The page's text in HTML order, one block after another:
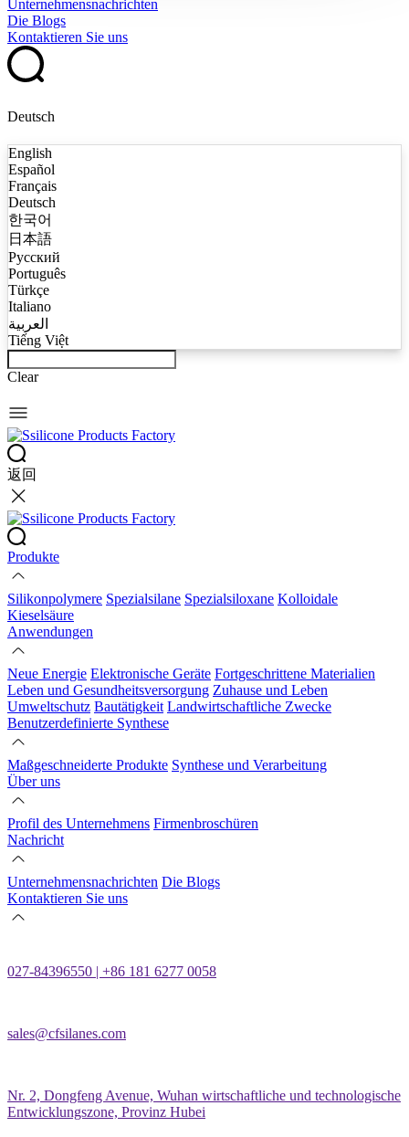
Unternehmensnachrichten
Die Blogs
Kontaktieren Sie uns
Deutsch
English
Español
Français
Deutsch
한국어
日本語
Русский
Português
Türkçe
Italiano
العربية
Tiếng Việt
Clear
返回
Produkte
Silikonpolymere Spezialsilane Spezialsiloxane Kolloidale
Kieselsäure
Anwendungen
Neue Energie Elektronische Geräte Fortgeschrittene Materialien
Leben und Gesundheitsversorgung Zuhause und Leben
Umweltschutz Bautätigkeit Landwirtschaftliche Zwecke
Benutzerdefinierte Synthese
Maßgeschneiderte Produkte Synthese und Verarbeitung
Über uns
Profil des Unternehmens Firmenbroschüren
Nachricht
Unternehmensnachrichten Die Blogs
Kontaktieren Sie uns
027-84396550 | +86 181 6277 0058
sales@cfsilanes.com
Nr. 2, Dongfeng Avenue, Wuhan wirtschaftliche und technologische
Entwicklungszone, Provinz Hubei